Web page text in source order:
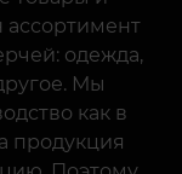
одежда,
Мы
как в
продукция
Поэтому,
не только